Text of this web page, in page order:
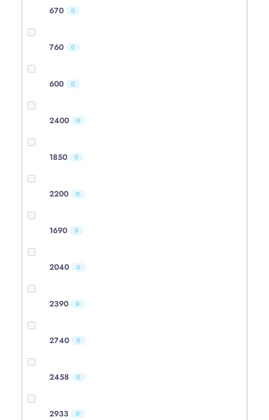
670 0
760 0
600 0
2400 0
1850 0
2200 0
1690 0
2040 0
2390 0
2740 0
2458 0
2933 0